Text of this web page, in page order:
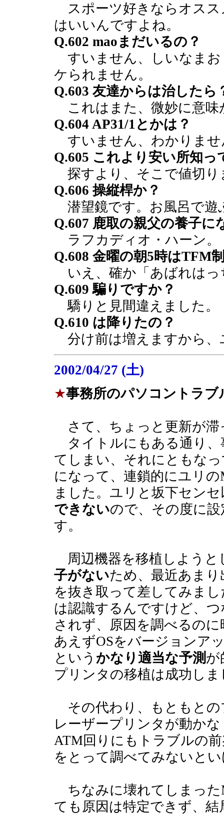
スポーツ好きならオスス
はいいんですよね。
Q.602 maoまだいるの？
すいません、しいなまお
ケられません。
Q.603 友達からは治したら
これはまた、微妙に意味
Q.604 AP31/1とかは？
すいません、わかりませ
Q.605 これより安い所知っ
探すより、そこで値切り
Q.606 操縦桿か？
潜望鏡です。お風呂で遊
Q.607 鹿取の親父の養子
ラフカディオ・ハーン。
Q.608 金曜の朝5時はTFM
いえ、確か「あばれはっ
Q.609 騙りですか？
驕りと見間違えました。
Q.610 は降りたの？
分け前は増えますから、
2002/04/27 (土)
★事務所のパソコントラブ
さて、ちょっと更新が滞
タイトルにもある通り、
てしまい、それにともな
になって、連鎖的にユリ
ました。ユリと坂下セン
できないので、その度に
す。
周辺機器を移植しようと
子がないため、最近あま
を抜き取って差してみま
は認識するんですけど、
されず、原因を調べるの
あえずOSをバージョンア
という かなり適当な予測 が
プリンタの移植は成功しま
その代わり、もともとの
レーザープリンタが動か
ATM回りにもトラブルの
をとって調べてみないと
ちなみに壊れてしまった
ても原因は特定できず、